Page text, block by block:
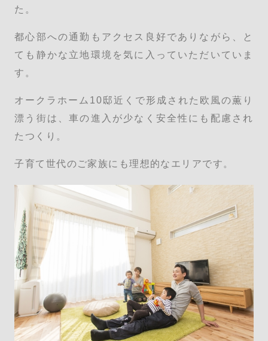
た。
都心部への通勤もアクセス良好でありながら、と
ても静かな立地環境を気に入っていただいていま
す。
オークラホーム10邸近くで形成された欧風の薫り
漂う街は、車の進入が少なく安全性にも配慮され
たつくり。
子育て世代のご家族にも理想的なエリアです。